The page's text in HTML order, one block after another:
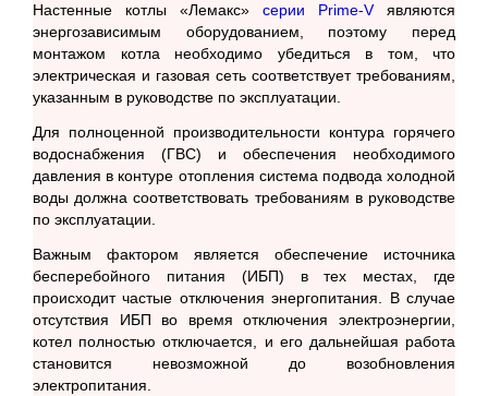
Настенные котлы «Лемакс» серии Prime-Vявляются
энергозависимым оборудованием, поэтому перед
монтажом котла необходимо убедиться в том, что
электрическая и газовая сеть соответствует требованиям,
указанным в руководстве по эксплуатации.
Для полноценной производительности контура горячего
водоснабжения (ГВС) и обеспечения необходимого
давления в контуре отопления система подвода холодной
воды должна соответствовать требованиям в руководстве
по эксплуатации.
Важным фактором является обеспечение источника
бесперебойного питания (ИБП) в тех местах, где
происходит частые отключения энергопитания. В случае
отсутствия ИБП во время отключения электроэнергии,
котел полностью отключается, и его дальнейшая работа
становится невозможной до возобновления
электропитания.